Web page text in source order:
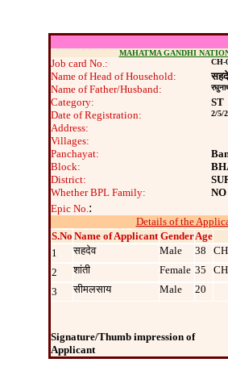
MAHATMA GANDHI
Job card No.: CH-
Name of Head of Household:
Name of Father/Husband:
Category:
ST
Date of Registration:
2/5/
Address:
Villages:
Panchayat:
Block:
District:
Whether BPL Family:
NO
Epic No.:
Details of the
S.No Name of Applicant GenderAge
1
सहदेव Male 38
2
शांती Female 35
3
सीमलसाय Male 20
Signature/Thumb impression of
Applicant